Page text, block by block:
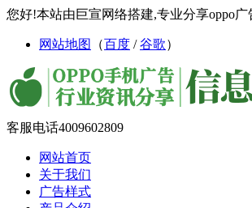
您好!本站由巨宣网络搭建,专业分享oppo广
网站地图 （百度 /谷歌）
客服电话4009602809
网站首页
关于我们
广告样式